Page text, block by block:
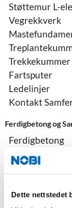
Dette nettstedet
Støttemur L-
Vegrekkverk
Trekkekummer
Fartsputer
Ledelinjer
Kontakt
Ferdigbetong og
Ferdigbetong
Sandtak
Kontakt
Belegningsstein